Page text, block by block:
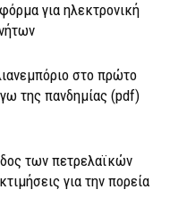
για ηλεκτρονική
στο πρώτο
της πανδημίας (pdf)
των πετρελαϊκών
για την πορεία